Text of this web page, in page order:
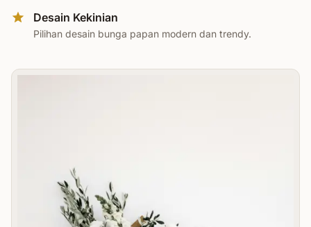
Desain Kekinian
Pilihan desain bunga papan modern dan trendy.